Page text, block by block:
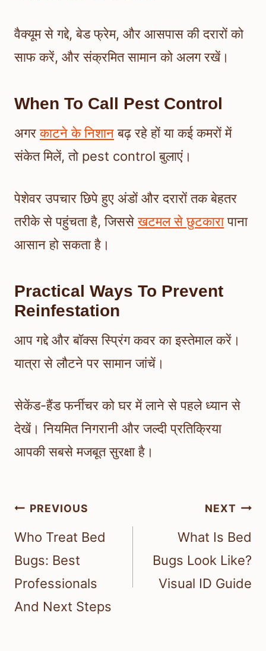
वैक्यूम से गद्दे, बेड फ्रेम, और आसपास की दरारों को
साफ करें, और संक्रमित सामान को अलग रखें।
When To Call Pest Control
अगरकाटने के निशानबढ़ रहे हों या कई कमरों में
संकेत मिलें, तो pest control बुलाएं।
पेशेवर उपचार छिपे हुए अंडों और दरारों तक बेहतर
तरीके से पहुंचता है, जिससेखटमल से छुटकारापाना
आसान हो सकता है।
Practical Ways To Prevent
Reinfestation
आप गद्दे और बॉक्स स्प्रिंग कवर का इस्तेमाल करें।
यात्रा से लौटने पर सामान जांचें।
सेकेंड-हैंड फर्नीचर को घर में लाने से पहले ध्यान से
देखें। नियमित निगरानी और जल्दी प्रतिक्रिया
आपकी सबसे मजबूत सुरक्षा है।
Post
navigation
PREVIOUS
Who Treat Bed
Bugs: Best
Professionals
And Next Steps
NEXT
What Is Bed
Bugs Look Like?
Visual ID Guide